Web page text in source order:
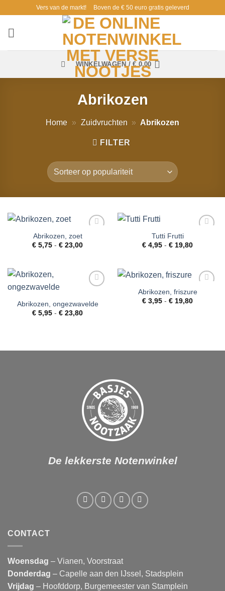
inhoud
Vers van de markt! Boven de € 50 euro gratis geleverd
WINKELWAGEN /€ 0,00
Abrikozen
Home » Zuidvruchten » Abrikozen
FILTER
Toevoegen
aan
Abrikozen, zoet
€ 5,75 - € 23,00Prijsklasse:
Toevoegen
aan
Tutti Frutti
€ 4,95 - € 19,80
aan
verlanglijst
Abrikozen, ongezwavelde
€ 5,95 - € 23,80Prijsklasse:
Toevoegen
aan
Abrikozen, friszure
€ 3,95 - € 19,80
De lekkerste Notenwinkel
CONTACT
Woensdag – Vianen, Voorstraat
Donderdag – Capelle aan den IJssel, Stadsplein
Vrijdag – Hoofddorp, Burgemeester van Stamplein